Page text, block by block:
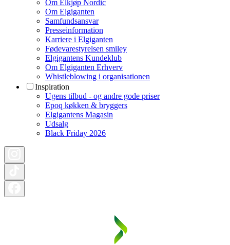
Om Elkjøp Nordic
Om Elgiganten
Samfundsansvar
Presseinformation
Karriere i Elgiganten
Fødevarestyrelsen smiley
Elgigantens Kundeklub
Om Elgiganten Erhverv
Whistleblowing i organisationen
Inspiration
Ugens tilbud - og andre gode priser
Epoq køkken & bryggers
Elgigantens Magasin
Udsalg
Black Friday 2026